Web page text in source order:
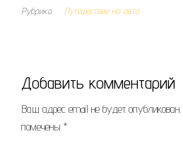
Рубрика Путешествие на авто
Добавить комментарий
Ваш адрес email не будет опубликован.
помечены *